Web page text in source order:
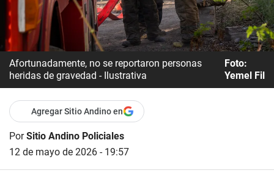
Afortunadamente, no se reportaron personas
heridas de gravedad - Ilustrativa
Foto:
Yemel Fil
Agregar Sitio Andino en
PorSitio Andino Policiales
12 de mayo de 2026 - 19:57